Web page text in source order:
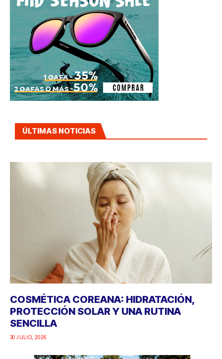
ÚLTIMAS NOTICIAS
COSMÉTICA COREANA: HIDRATACIÓN,
PROTECCIÓN SOLAR Y UNA RUTINA
SENCILLA
30 JULIO, 2026